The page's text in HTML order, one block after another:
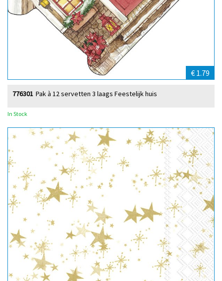
€ 1.79
Pak à 12 servetten 3 laags Feestelijk huis
776301
In Stock